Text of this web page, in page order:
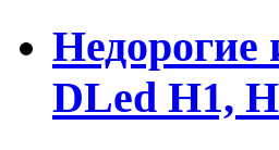
Недорогие
DLed Н1,